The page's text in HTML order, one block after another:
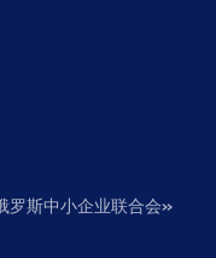
罗斯中小企业联合会»